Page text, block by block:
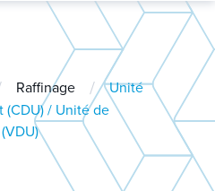
Raffinage /
Unité
/ Unité de